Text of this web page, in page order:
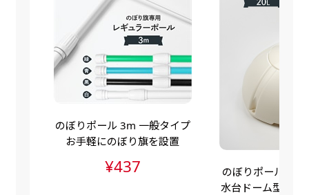
のぼりポール 3m 一般タイプ
お手軽にのぼり旗を設置
¥437
のぼりポールス
水台ドーム型（ポ
自由入力(60x180以内)
お好みのサイズで縦幕・横幕の作成が可能です。
長辺が180cm以内、短辺が60cm以内であれば自
由なサイズを指定下さい！
あんな場所こんな場所お好みのサイズでお好みの
幕の製作をお楽しみください
（※cm単位での指定でおねがいいたします。）
レギュラーのれんは横幕の上部にチチを5か所つ
けて疑似的にのれんのような幕をつくります。お
店の入口付近の装飾に是非！
レギュラースリムのれん
(180x30)